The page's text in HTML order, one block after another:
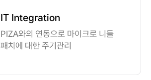
IT Integration
PIZA와의 연동으로 마이크로 니들
패치에 대한 주기관리